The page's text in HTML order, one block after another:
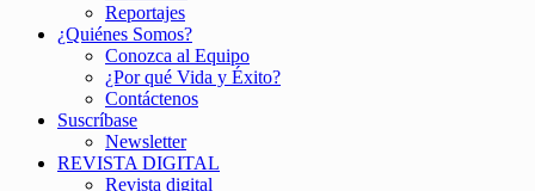
Reportajes
¿Quiénes Somos?
Conozca al Equipo
¿Por qué Vida y Éxito?
Contáctenos
Suscríbase
Newsletter
REVISTA DIGITAL
Revista digital